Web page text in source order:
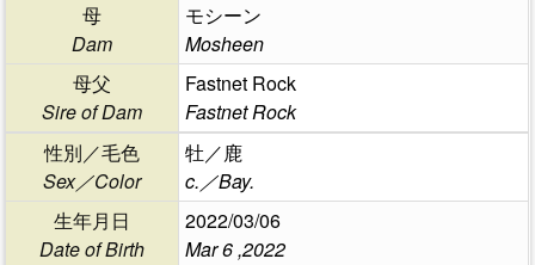
母
Dam
モシーン
Mosheen
母父
Sire of Dam
Fastnet Rock
Fastnet Rock
性別／毛色
Sex／Color
牡／鹿
c.／Bay.
生年月日
Date of Birth
2022/03/06
Mar 6 ,2022